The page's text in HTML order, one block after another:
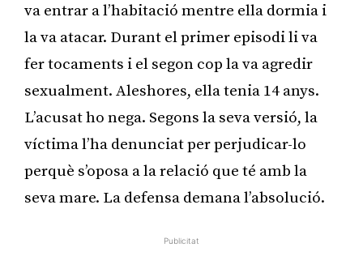
va entrar a l’habitació mentre ella dormia i
la va atacar. Durant el primer episodi li va
fer tocaments i el segon cop la va agredir
sexualment. Aleshores, ella tenia 14 anys.
L’acusat ho nega. Segons la seva versió, la
víctima l’ha denunciat per perjudicar-lo
perquè s’oposa a la relació que té amb la
seva mare. La defensa demana l’absolució.
Publicitat